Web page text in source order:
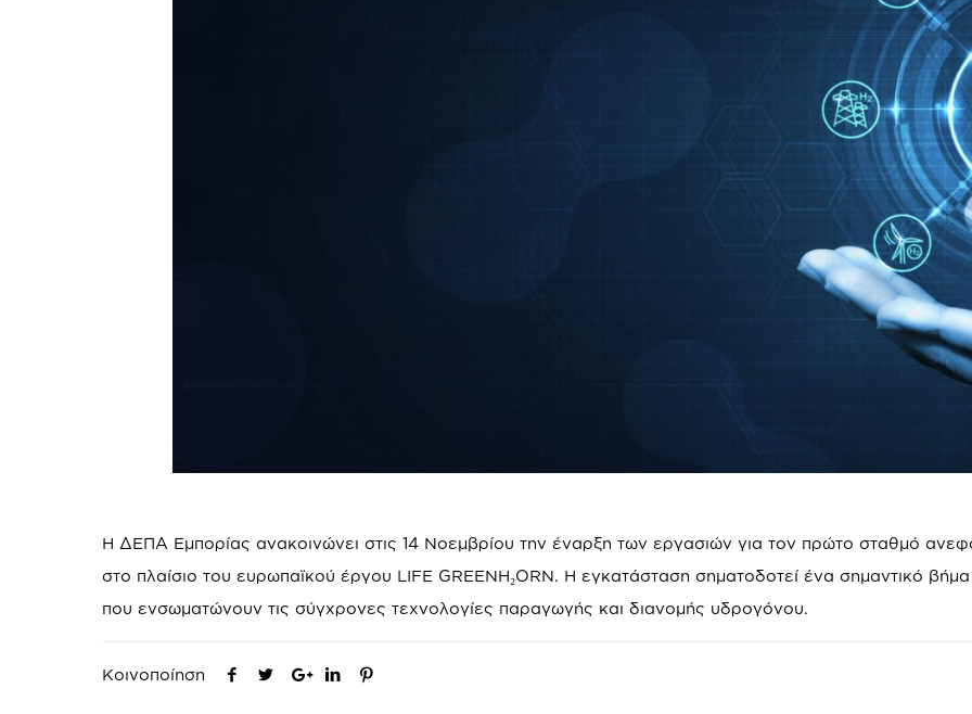
Η ΔΕΠΑ Εμπορίας ανακοινώνει στις 14 Νοεμβρίου την έναρξη των εργασιών για τον πρώτο σταθμό
στο πλαίσιο του ευρωπαϊκού έργου LIFE GREENH₂ORN. Η εγκατάσταση σηματοδοτεί ένα σημαντικό
που ενσωματώνουν τις σύγχρονες τεχνολογίες παραγωγής και διανομής υδρογόνου.
Κοινοποίηση